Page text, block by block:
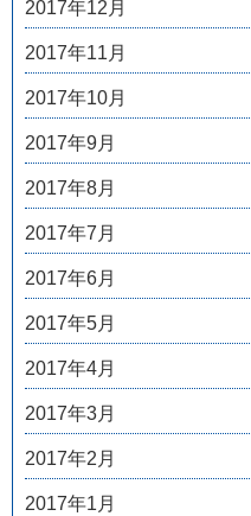
2017年12月
2017年11月
2017年10月
2017年9月
2017年8月
2017年7月
2017年6月
2017年5月
2017年4月
2017年3月
2017年2月
2017年1月